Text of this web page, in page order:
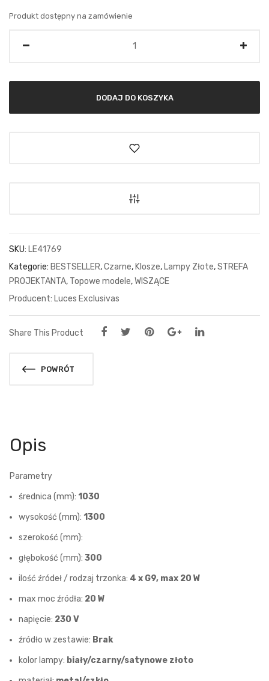
Produkt dostępny na zamówienie
DODAJ DO KOSZYKA
SKU: LE41769
Kategorie: BESTSELLER,Czarne, Klosze, Lampy Złote,STREFA
PROJEKTANTA, Topowe modele,WISZĄCE
Luces Exclusivas
Share This Product
POWRÓT
Opis
Parametry
średnica (mm): 1030
wysokość (mm): 1300
szerokość (mm):
głębokość (mm): 300
ilość źródeł / rodzaj trzonka: 4 x G9, max 20 W
max moc źródła: 20 W
napięcie: 230 V
źródło w zestawie: Brak
kolor lampy: biały/czarny/satynowe złoto